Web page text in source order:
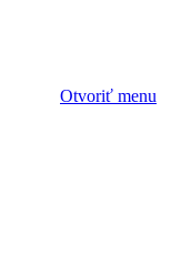
Otvoriť menu